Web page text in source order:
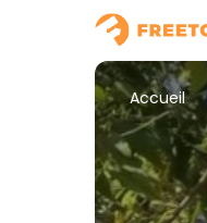
Accueil